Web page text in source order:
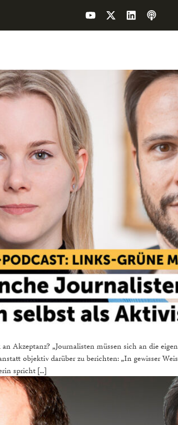
„Journalisten müssen sich an die
objektiv darüber zu berichten: „In gewisser
spricht […]